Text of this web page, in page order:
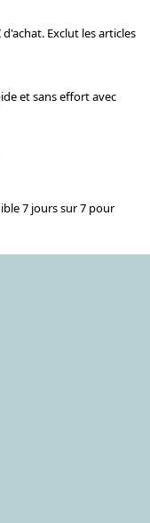
Exclut les articles
et sans effort avec
7 jours sur 7 pour